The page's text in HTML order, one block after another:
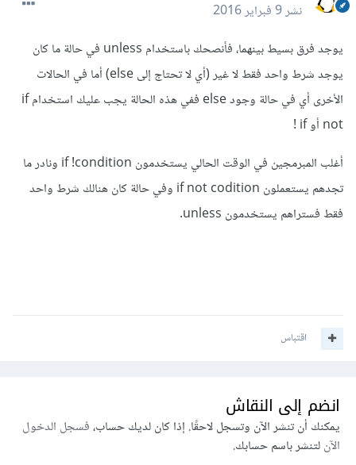
نشر9 فبراير 2016
يوجد فرق بسيط بينهما، فأنصحك باستخدام unless في حالة ما كان
يوجد شرط واحد فقط لا غير (أي لا تحتاج إلى else) أما في الحالات
الأخرى أي في حالة وجود else ففي هذه الحالة يجب عليك استخدام if
not أو if !
أغلب المبرمجين في الوقت الحالي يستخدمون if !condition ونادر ما
تجدهم يستعملون if not codition وفي حالة كان هنالك شرط واحد
فقط فستراهم يستخدمون unless.
اقتباس
انضم إلى النقاش
يمكنك أن تنشر الآن وتسجل لاحقًا. إذا كان لديك حساب،فسجل الدخول
الآنلتنشر باسم حسابك.